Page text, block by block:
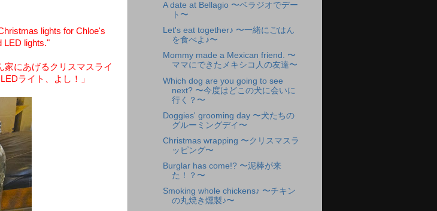
lights for Chloe's
LED lights."
家にあげるクリスマスライ
ライト、よし！」
A date at Bellagio 〜ベラジオでデー
ト〜
Let's eat together♪ 〜一緒にごはん
を食べよ♪〜
Mommy made a Mexican friend. 〜
ママにできたメキシコ人の友達〜
Which dog are you going to see
next? 〜今度はどこの犬に会いに
行く？〜
Doggies' grooming day 〜犬たちの
グルーミングデイ〜
Christmas wrapping 〜クリスマスラ
ッピング〜
Burglar has come!? 〜泥棒が来
た！？〜
Smoking whole chickens♪ 〜チキン
の丸焼き燻製♪〜